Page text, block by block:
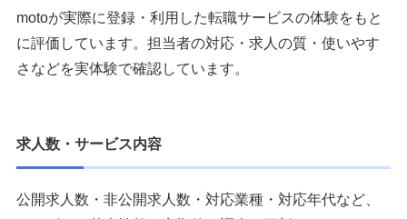
motoが実際に登録・利用した転職サービスの体験をもと
に評価しています。担当者の対応・求人の質・使いやす
さなどを実体験で確認しています。
求人数・サービス内容
公開求人数・非公開求人数・対応業種・対応年代など、